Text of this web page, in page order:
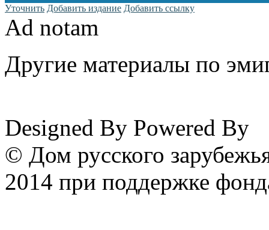
Уточнить Добавить издание Добавить ссылку
Ad notam
Другие материалы по
Designed By Powered By
© Дом русского
2014 при поддержке